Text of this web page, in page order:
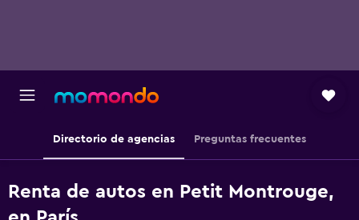
Directorio de agencias Preguntas frecuentes
Renta de autos en Petit Montrouge,